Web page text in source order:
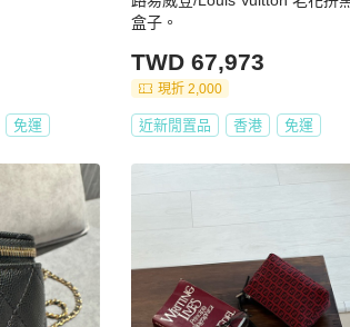
免運
盒子。
TWD 67,973
現折 2,000
近新閒置品 香港 免運